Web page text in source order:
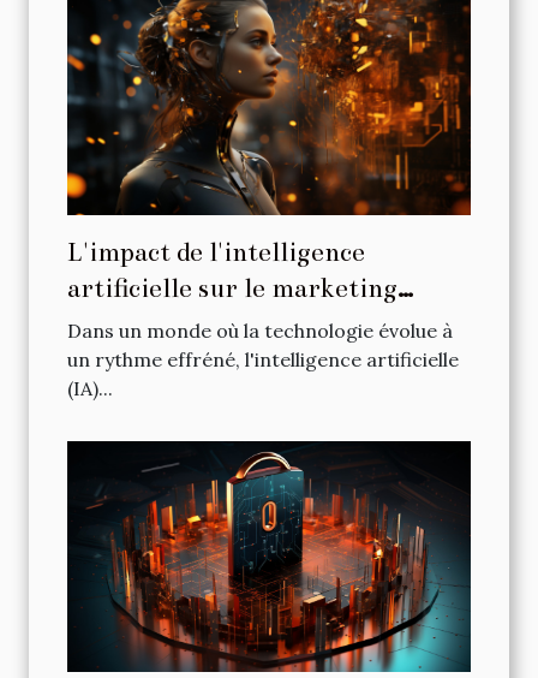
L'impact de l'intelligence
artificielle sur le marketing
digital
Dans un monde où la technologie évolue à
un rythme effréné, l'intelligence artificielle
(IA)...